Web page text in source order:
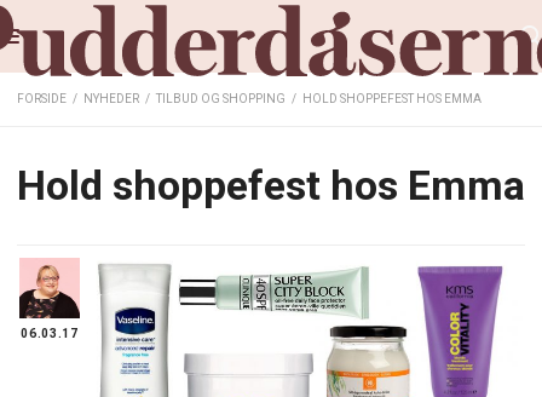
FORSIDE / NYHEDER / TILBUD OG SHOPPING / HOLD SHOPPEFEST HOS EMMA
Hold shoppefest hos Emma
06.03.17